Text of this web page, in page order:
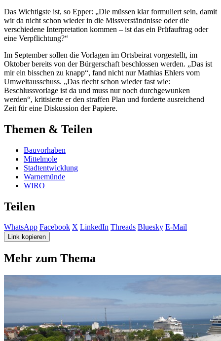
Das Wichtigste ist, so Epper: „Die müssen klar formuliert sein, damit
wir da nicht schon wieder in die Missverständnisse oder die
verschiedene Interpretation kommen – ist das ein Prüfauftrag oder
eine Verpflichtung?“
Im September sollen die Vorlagen im Ortsbeirat vorgestellt, im
Oktober bereits von der Bürgerschaft beschlossen werden. „Das ist
mir ein bisschen zu knapp“, fand nicht nur Mathias Ehlers vom
Umweltausschuss. „Das riecht schon wieder fast wie:
Beschlussvorlage ist da und muss nur noch durchgewunken
werden“, kritisierte er den straffen Plan und forderte ausreichend
Zeit für eine Diskussion der Papiere.
Themen & Teilen
Bauvorhaben
Mittelmole
Stadtentwicklung
Warnemünde
WIRO
Teilen
WhatsApp Facebook X LinkedIn Threads Bluesky E-Mail
Link kopieren
Mehr zum Thema